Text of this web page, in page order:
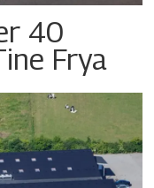
40
Frya